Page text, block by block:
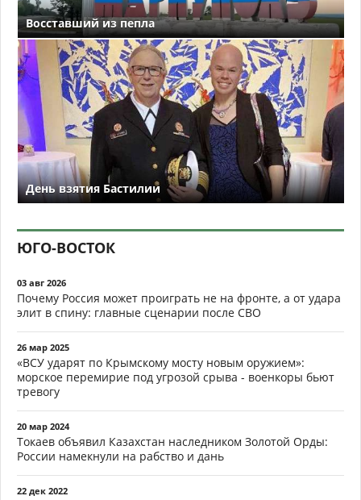
Восставший из пепла
День взятия Бастилии
ЮГО-ВОСТОК
03 авг 2026
Почему Россия может проиграть не на фронте, а от удара
элит в спину: главные сценарии после СВО
26 мар 2025
«ВСУ ударят по Крымскому мосту новым оружием»:
морское перемирие под угрозой срыва - военкоры бьют
тревогу
20 мар 2024
Токаев объявил Казахстан наследником Золотой Орды:
России намекнули на рабство и дань
22 дек 2022